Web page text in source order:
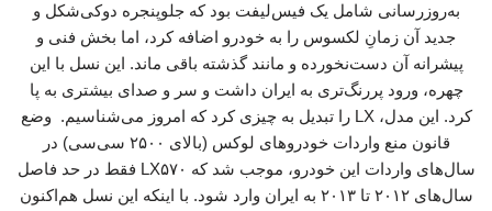
به‌روزرسانی شامل یک فیس‌لیفت بود که جلوپنجره دوکی‌شکل و
جدید آن زمانِ لکسوس را به خودرو اضافه کرد، اما بخش فنی و
پیشرانه آن دست‌نخورده و مانند گذشته باقی ماند. این نسل با این
چهره، ورود پررنگ‌تری به ایران داشت و سر و صدای بیشتری به پا
کرد. این مدل، LX را تبدیل به چیزی کرد که امروز می‌شناسیم. وضع
قانون منع واردات خودروهای لوکس (بالای ۲۵۰۰ سی‌سی) در
سال‌های واردات این خودرو، موجب شد که LX۵۷۰ فقط در حد فاصل
سال‌های ۲۰۱۲ تا ۲۰۱۳ به ایران وارد شود. با اینکه این نسل هم‌اکنون